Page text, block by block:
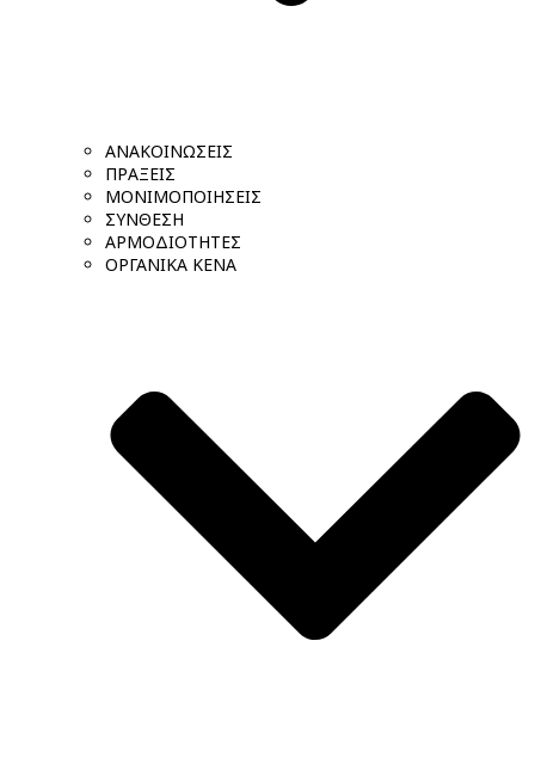
ΑΝΑΚΟΙΝΩΣΕΙΣ
ΠΡΑΞΕΙΣ
ΜΟΝΙΜΟΠΟΙΗΣΕΙΣ
ΣΥΝΘΕΣΗ
ΑΡΜΟΔΙΟΤΗΤΕΣ
ΟΡΓΑΝΙΚΑ ΚΕΝΑ